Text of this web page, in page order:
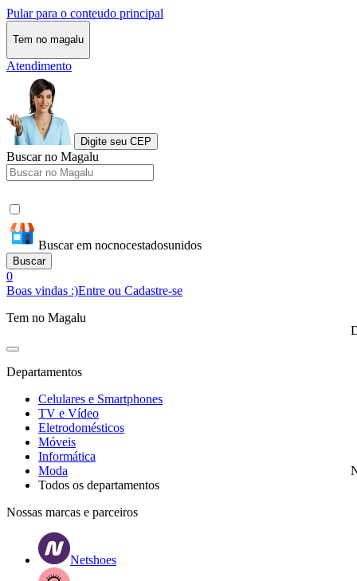
Pular para o conteudo principal
Tem no magalu
Atendimento
Digite seu CEP
Buscar no Magalu
Buscar em nocnocestadosunidos
Buscar
0
Boas vindas :)Entre ou Cadastre-se
Tem no Magalu
Departamentos
Celulares e Smartphones
TV e Vídeo
Eletrodomésticos
Móveis
Informática
Moda
Todos os departamentos
Nossas marcas e parceiros
Netshoes